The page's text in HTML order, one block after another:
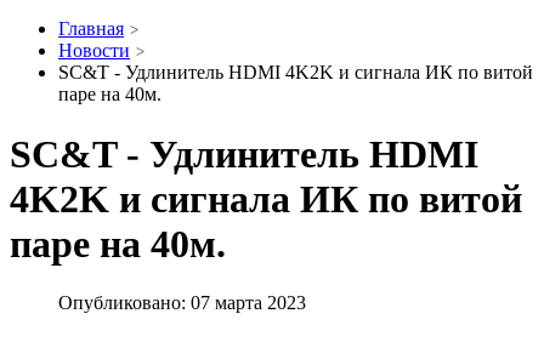
Главная
Новости
SC&T - Удлинитель HDMI 4K2K и сигнала ИК по витой
паре на 40м.
SC&T - Удлинитель HDMI
4K2K и сигнала ИК по витой
паре на 40м.
Опубликовано: 07 марта 2023